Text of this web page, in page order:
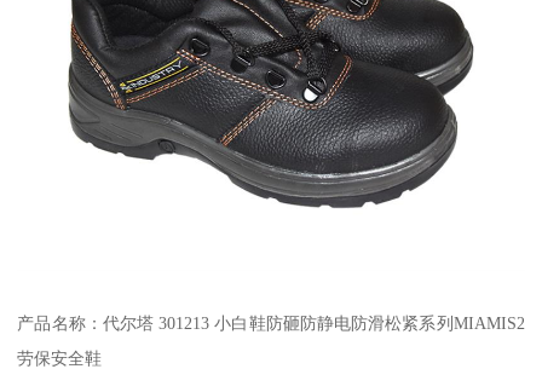
产品名称：代尔塔 301213 小白鞋防砸防静电防滑松紧系列MIAMIS2
劳保安全鞋